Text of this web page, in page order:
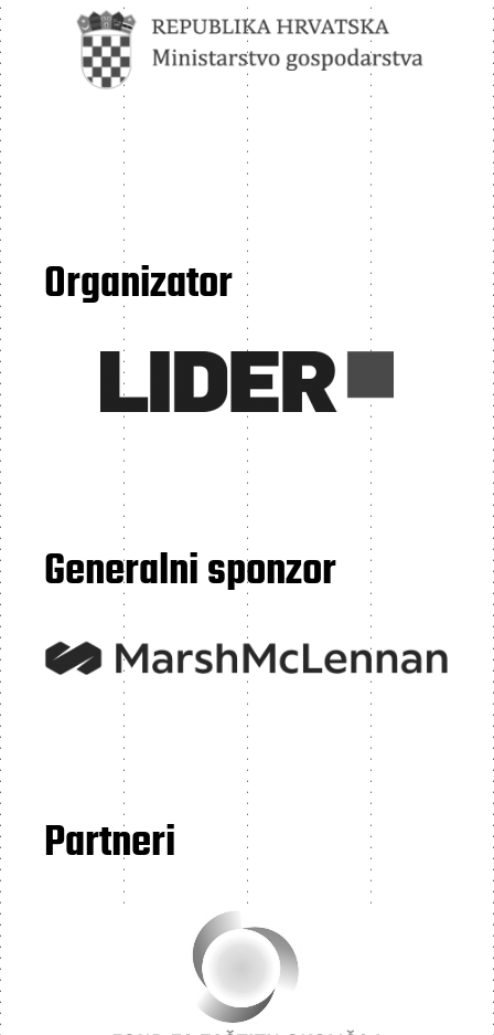
Organizator
Generalni sponzor
Partneri